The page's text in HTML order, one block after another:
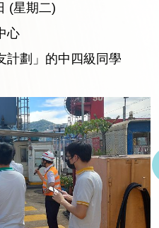
(星期二)
心
計劃」的中四級同學